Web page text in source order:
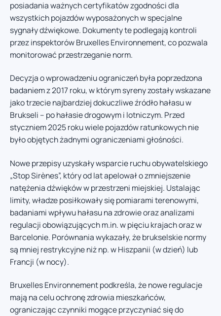
posiadania ważnych certyfikatów zgodności dla
wszystkich pojazdów wyposażonych w specjalne
sygnały dźwiękowe. Dokumenty te podlegają kontroli
przez inspektorów Bruxelles Environnement, co pozwala
monitorować przestrzeganie norm.
Decyzja o wprowadzeniu ograniczeń była poprzedzona
badaniem z 2017 roku, w którym syreny zostały wskazane
jako trzecie najbardziej dokuczliwe źródło hałasu w
Brukseli – po hałasie drogowym i lotniczym. Przed
styczniem 2025 roku wiele pojazdów ratunkowych nie
było objętych żadnymi ograniczeniami głośności.
Nowe przepisy uzyskały wsparcie ruchu obywatelskiego
„Stop Sirènes”, który od lat apelował o zmniejszenie
natężenia dźwięków w przestrzeni miejskiej. Ustalając
limity, władze posiłkowały się pomiarami terenowymi,
badaniami wpływu hałasu na zdrowie oraz analizami
regulacji obowiązujących m.in. w pięciu krajach oraz w
Barcelonie. Porównania wykazały, że brukselskie normy
są mniej restrykcyjne niż np. w Hiszpanii (w dzień) lub
Francji (w nocy).
Bruxelles Environnement podkreśla, że nowe regulacje
mają na celu ochronę zdrowia mieszkańców,
ograniczając czynniki mogące przyczyniać się do